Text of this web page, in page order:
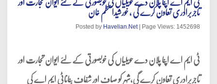
تاجربرادری تعاون کرے گی ، خورشیداعظم خان
Posted by Havelian.Net| Page Views: 1452698
ٹی ایم اے اپنا پلان دے حویلیاں کی خوبصورتی کے لئے ایوان تجارت اور
تاجربرادری تعاون کرے گی،شہر کو صاف اور شفاف بناناٹی ایم اے کی